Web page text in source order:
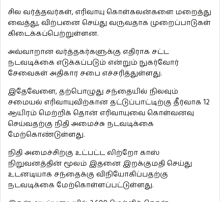
சில வர்த்தவர்கள், எரிவாயு கொள்கலன்களை மறைத்து
வைத்து, விற்பனை செய்து வருவதாக முறைப்பாடுகள்
கிடைக்கப்பெற்றுள்ளன.
அவ்வாறான வர்த்தகர்களுக்கு எதிராக சட்ட
நடவடிக்கை எடுக்கப்படும் என்றும் நுகர்வோர்
சேவைகள் அதிகார சபை எச்சரித்துள்ளது.
இதேவேளை, தற்பொழுது சந்தையில் நிலவும்
சமையல் எரிவாயுவிற்கான தட்டுப்பாட்டிற்கு தீர்வாக 12
ஆயிரம் மெற்றிக் தொன் எரிவாயுவை கொள்வனவு
செய்வதற்கு நிதி அமைச்சு நடவடிக்கை
மேற்கொண்டுள்ளது.
நிதி அமைச்சிற்கு உட்பட்ட லிற்றோ காஸ்
நிறுவனத்தின் மூலம் இதனை இறக்குமதி செய்து
உடனடியாக சந்தைக்கு விநியோகிப்பதற்கு
நடவடிக்கை மேற்கொள்ளப்பட்டுள்ளது.